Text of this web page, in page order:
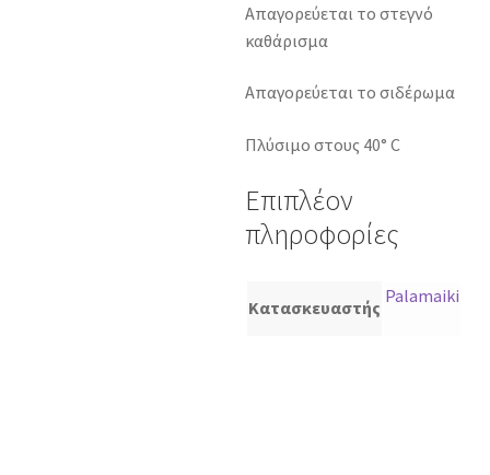
Απαγορεύεται το στεγνό
καθάρισμα
Απαγορεύεται το σιδέρωμα
Πλύσιμο στους 40° C
Επιπλέον
πληροφορίες
Κατασκευαστής
Palamaiki